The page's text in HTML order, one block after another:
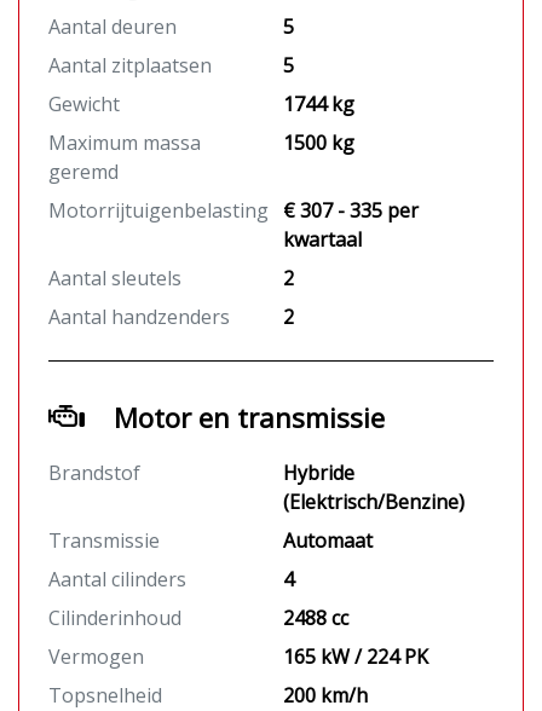
Aantal deuren
5
Aantal zitplaatsen
5
Gewicht
1744 kg
Maximum massa
geremd
1500 kg
Motorrijtuigenbelasting € 307 - 335 per
kwartaal
Aantal sleutels
2
Aantal handzenders
2
Motor en transmissie
Brandstof
Hybride
(Elektrisch/Benzine)
Transmissie
Automaat
Aantal cilinders
4
Cilinderinhoud
2488 cc
Vermogen
165 kW / 224 PK
Topsnelheid
200 km/h